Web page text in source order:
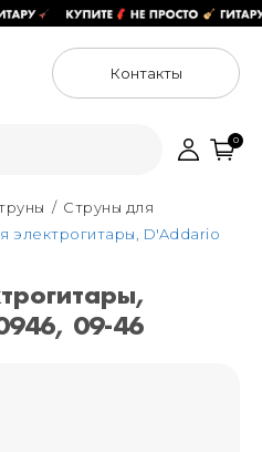
Контакты
44
65
36с15,
0
Струны для
электрогитары, D'Addario
09-46